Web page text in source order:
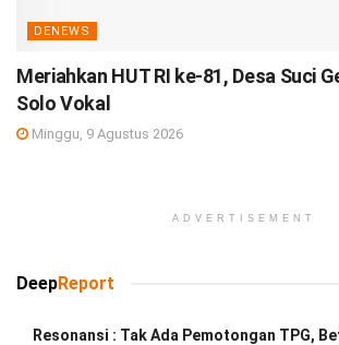
DENEWS
Meriahkan HUT RI ke-81, Desa Suci
Solo Vokal
Minggu, 9 Agustus 2026
ADVERTISEMENT
DeepReport
Resonansi : Tak Ada Pemotongan TPG,